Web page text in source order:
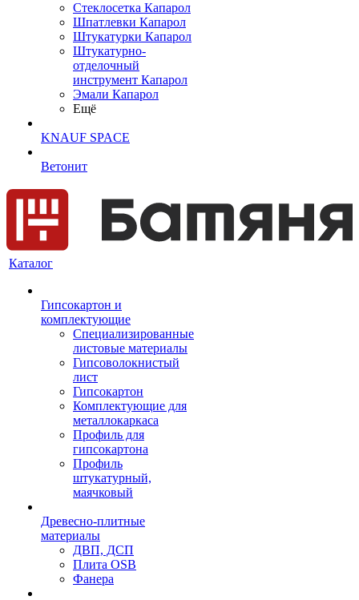
Cтеклосетка Капарол
Шпатлевки Капарол
Штукатурки Капарол
Штукатурно-
отделочный
инструмент Капарол
Эмали Капарол
Ещё
KNAUF SPACE
Ветонит
Каталог
Гипсокартон и
комплектующие
Специализированные
листовые материалы
Гипсоволокнистый
лист
Гипсокартон
Комплектующие для
металлокаркаса
Профиль для
гипсокартона
Профиль
штукатурный,
маячковый
Древесно-плитные
материалы
ДВП, ДСП
Плита OSB
Фанера